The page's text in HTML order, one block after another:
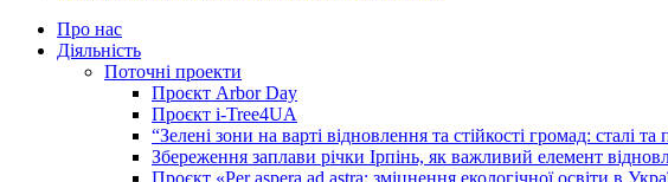
Про нас
Діяльність
Поточні проекти
Проєкт Arbor Day
Проєкт i-Tree4UA
“Зелені зони на варті відновлення та стійкості громад: cталі
Збереження заплави річки Ірпінь, як важливий елемент
Проєкт «Per aspera ad astra: зміцнення екологічної освіти в